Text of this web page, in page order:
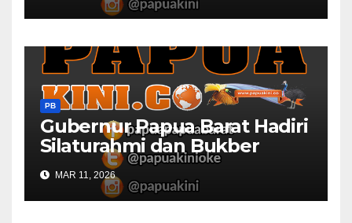
PB
Gubernur Papua Barat Hadiri
Silaturahmi dan Bukber
Bersama DPR RI dan
Mendagri di IPDN
MAR 11, 2026